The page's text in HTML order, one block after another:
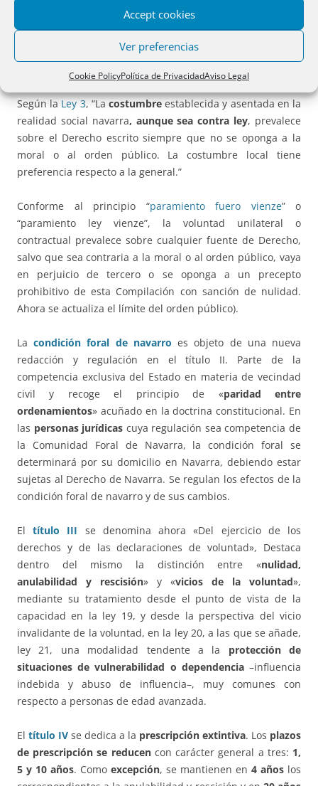
Accept cookies
Ver preferencias
Cookie PolicyPolítica de PrivacidadAviso Legal
redacción que el mismo tienen en el momento de entrada
en vigor de esta Ley Foral”. También desaparece la
referencia a que no se aplicará a supuestos distintos de los
Según laLey 3, “Lacostumbreestablecida y asentada en la
realidad social navarra, aunque sea contra ley, prevalece
sobre el Derecho escrito siempre que no se oponga a la
moral o al orden público. La costumbre local tiene
preferencia respecto a la general.”
Conforme al principio “paramiento fuero vienze” o
“paramiento ley vienze”, la voluntad unilateral o
contractual prevalece sobre cualquier fuente de Derecho,
salvo que sea contraria a la moral o al orden público, vaya
en perjuicio de tercero o se oponga a un precepto
prohibitivo de esta Compilación con sanción de nulidad.
Ahora se actualiza el límite del orden público).
Lacondición foral de navarro es objeto de una nueva
redacción y regulación en el título II. Parte de la
competencia exclusiva del Estado en materia de vecindad
civil y recoge el principio de «paridad entre
ordenamientos» acuñado en la doctrina constitucional. En
las personas jurídicas cuya regulación sea competencia de
la Comunidad Foral de Navarra, la condición foral se
determinará por su domicilio en Navarra, debiendo estar
sujetas al Derecho de Navarra. Se regulan los efectos de la
condición foral de navarro y de sus cambios.
Eltítulo III se denomina ahora «Del ejercicio de los
derechos y de las declaraciones de voluntad», Destaca
dentro del mismo la distinción entre «nulidad,
anulabilidad y rescisión» y «vicios de la voluntad»,
mediante su tratamiento desde el punto de vista de la
capacidad en la ley 19, y desde la perspectiva del vicio
invalidante de la voluntad, en la ley 20, a las que se añade,
ley 21, una modalidad tendente a la protección de
situaciones de vulnerabilidad o dependencia–influencia
indebida y abuso de influencia–, muy comunes con
respecto a personas de edad avanzada.
El título IV se dedica a la prescripción extintiva. Los plazos
de prescripción se reducencon carácter general a tres: 1,
5 y 10 años. Como excepción, se mantienen en 4 años los